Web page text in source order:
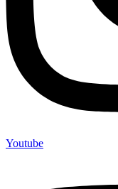
Youtube